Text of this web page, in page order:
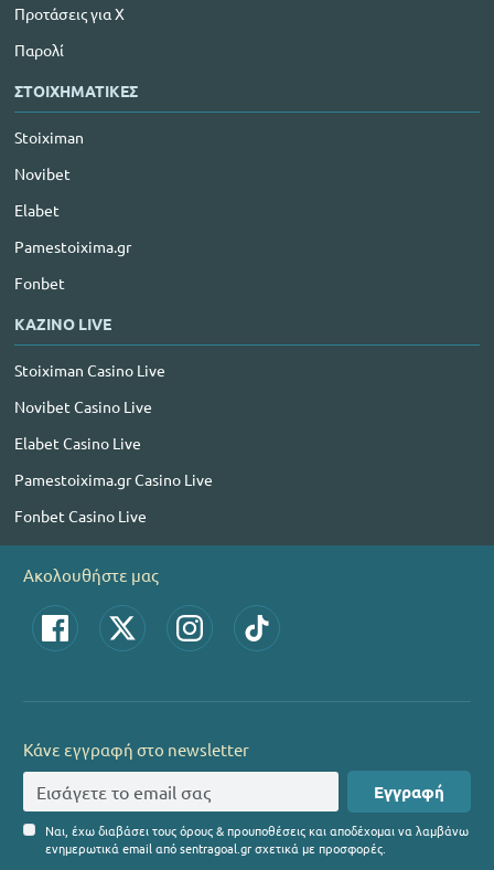
Προτάσεις για Χ
Παρολί
ΣΤΟΙΧΗΜΑΤΙΚΕΣ
Stoiximan
Novibet
Elabet
Pamestoixima.gr
Fonbet
ΚΑΖΙΝΟ LIVE
Stoiximan Casino Live
Novibet Casino Live
Elabet Casino Live
Pamestoixima.gr Casino Live
Fonbet Casino Live
Ακολουθήστε μας
Κάνε εγγραφή στο newsletter
Εγγραφή
Ναι, έχω διαβάσει τους όρους & προυποθέσεις και αποδέχομαι να λαμβάνω
ενημερωτικά email από sentragoal.gr σχετικά με προσφορές.